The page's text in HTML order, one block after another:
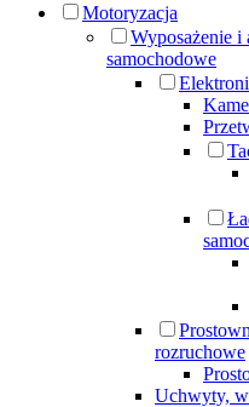
Motoryzacja
Wyposażenie i
samochodowe
rozruchowe
Uchwyty,